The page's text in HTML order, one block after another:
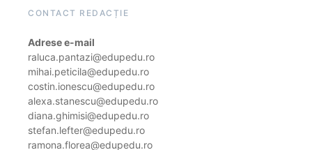
CONTACT REDACȚIE
Adrese e-mail
raluca.pantazi@edupedu.ro
mihai.peticila@edupedu.ro
costin.ionescu@edupedu.ro
alexa.stanescu@edupedu.ro
diana.ghimisi@edupedu.ro
stefan.lefter@edupedu.ro
ramona.florea@edupedu.ro